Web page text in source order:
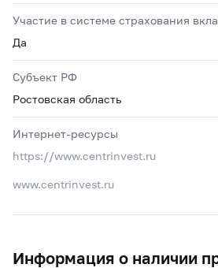
Участие в системе страхования
Да
Субъект РФ
Ростовская область
Интернет-ресурсы
https://www.centrinvest.ru
www.centrinvest.ru
Информация о наличии